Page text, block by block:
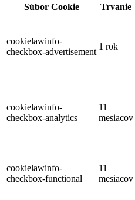
Súbor Cookie
Trvanie
cookielawinfo-
checkbox-advertisement
1 rok
cookielawinfo-
checkbox-analytics
11
mesiacov
cookielawinfo-
checkbox-functional
11
mesiacov